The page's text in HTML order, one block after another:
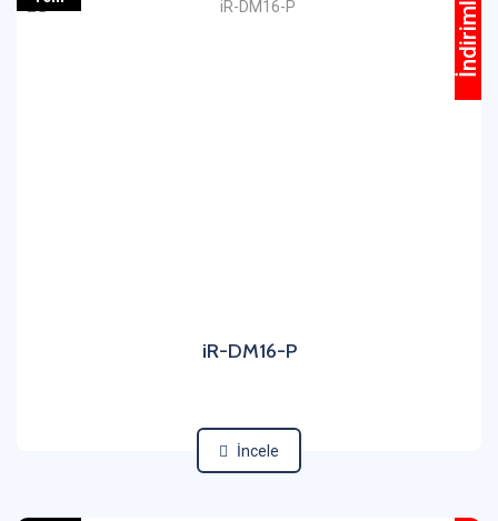
İndirimli
iR-DM16-P
İncele